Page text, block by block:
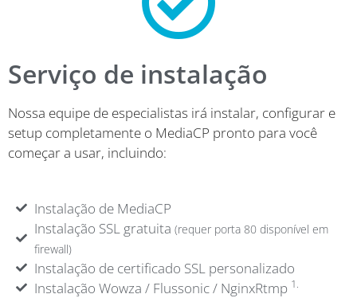
Serviço de instalação
Nossa equipe de especialistas irá instalar, configurar e
setup completamente o MediaCP pronto para você
começar a usar, incluindo:
Instalação de MediaCP
Instalação SSL gratuita (requer porta 80 disponível em
firewall)
Instalação de certificado SSL personalizado
Instalação Wowza / Flussonic / NginxRtmp 1.